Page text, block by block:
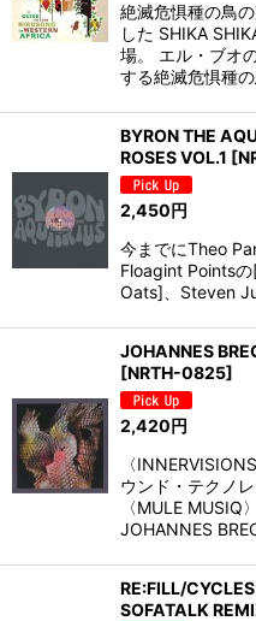
絶滅危惧種の鳥
した SHIKA
場。 エル・ブオ
する絶滅危惧種
BYRON THE
ROSES VOL.1 [
2,450円
今までにTheo
Floagint Points
Oats]、Steven
JOHANNES
[NRTH-0825]
2,420円
〈
ウンド・テクノ
〈MULE MUSIQ
JOHANNES
RE:FILL/
SOFATALK